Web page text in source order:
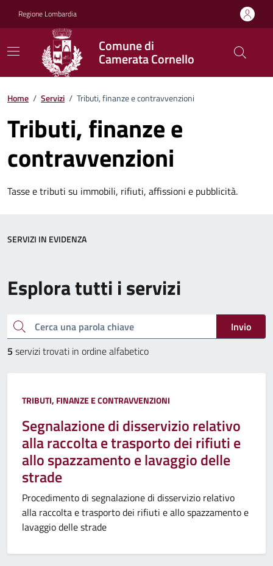
Regione Lombardia
Comune di
Camerata Cornello
Home / Servizi / Tributi, finanze e contravvenzioni
Tributi, finanze e
contravvenzioni
Tasse e tributi su immobili, rifiuti, affissioni e pubblicità.
Esplora tutti i servizi
Cerca una parola chiave
Invio
5 servizi trovati in ordine alfabetico
TRIBUTI, FINANZE E CONTRAVVENZIONI
Segnalazione di disservizio relativo
alla raccolta e trasporto dei rifiuti e
allo spazzamento e lavaggio delle
strade
Procedimento di segnalazione di disservizio relativo
alla raccolta e trasporto dei rifiuti e allo spazzamento e
lavaggio delle strade
SERVIZI IN EVIDENZA